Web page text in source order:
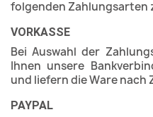
folgenden Zahlungsarten
VORKASSE
Bei Auswahl der
Ihnen unsere
und liefern die Ware nach
PAYPAL